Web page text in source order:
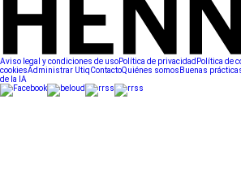
Aviso legal y condiciones de usoPolítica de privacidad Política de
cookiesAdministrar UtiqContactoQuiénes somos Buenas
de la IA